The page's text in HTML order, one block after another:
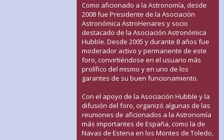
Como aficionado a la Astronomía, desde
2008 fue Presidente de la Asociación
Astronómica AstroHenares y socio
destacado de la Asociación Astronómica
Hubble. Desde 2005 y durante 8 años fue
moderador activo y permanente de este
foro, convirtiéndose en el usuario más
prolífico del mismo y en uno de los
garantes de su buen funcionamiento.
Con el apoyo de la Asociación Hubble y la
difusión del foro, organizó algunas de las
reuniones de aficionados a la Astronomía
más importantes de España, como la de
Navas de Estena en los Montes de Toledo,